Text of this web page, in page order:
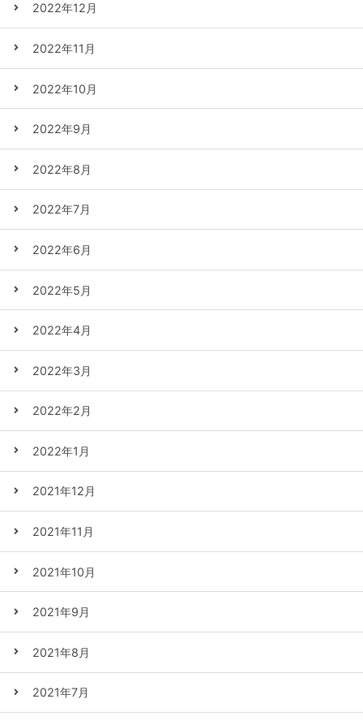
2022年12月
2022年11月
2022年10月
2022年9月
2022年8月
2022年7月
2022年6月
2022年5月
2022年4月
2022年3月
2022年2月
2022年1月
2021年12月
2021年11月
2021年10月
2021年9月
2021年8月
2021年7月